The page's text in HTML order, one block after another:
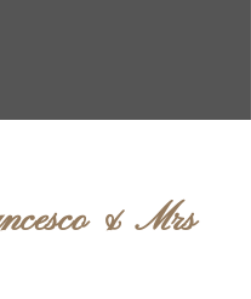
& Mrs